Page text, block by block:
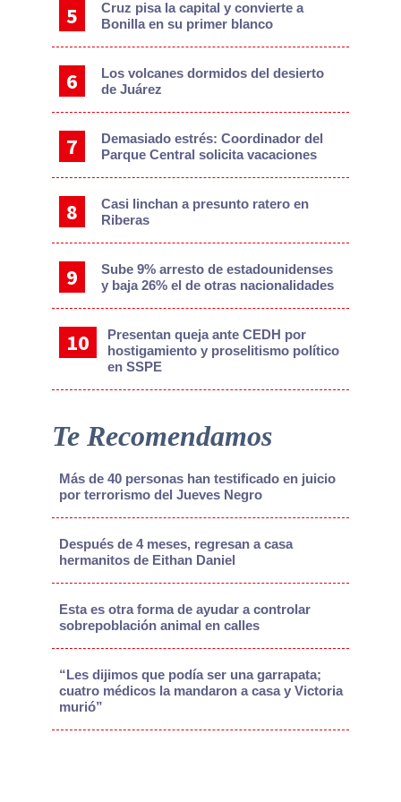
Cruz pisa la capital y convierte a
Bonilla en su primer blanco
Los volcanes dormidos del desierto
de Juárez
Demasiado estrés: Coordinador del
Parque Central solicita vacaciones
Casi linchan a presunto ratero en
Riberas
Sube 9% arresto de estadounidenses
y baja 26% el de otras nacionalidades
Presentan queja ante CEDH por
hostigamiento y proselitismo político
en SSPE
Te Recomendamos
Más de 40 personas han testificado en juicio
por terrorismo del Jueves Negro
Después de 4 meses, regresan a casa
hermanitos de Eithan Daniel
Esta es otra forma de ayudar a controlar
sobrepoblación animal en calles
“Les dijimos que podía ser una garrapata;
cuatro médicos la mandaron a casa y Victoria
murió”